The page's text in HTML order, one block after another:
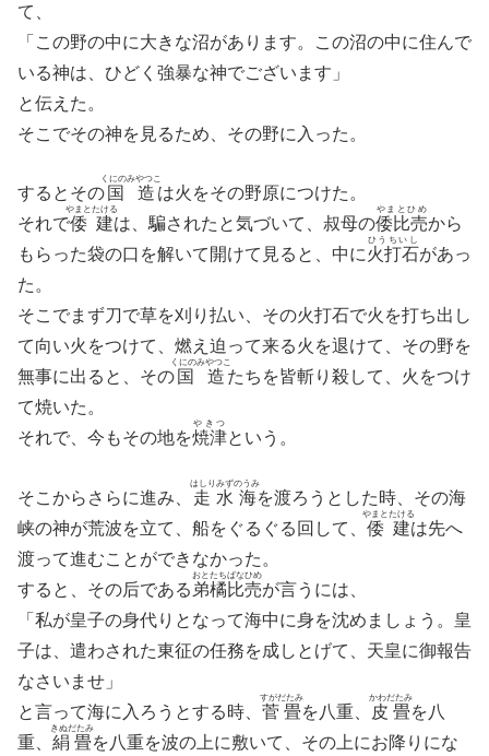
て、
「この野の中に大きな沼があります。この沼の中に住んで
いる神は、ひどく強暴な神でございます」
と伝えた。
そこでその神を見るため、その野に入った。
するとその 国造
くにのみやつこ
は火をその野原につけた。
それで倭建
やまとたける
は、騙されたと気づいて、叔母の倭比売
やまとひめ
から
もらった袋の口を解いて開けて見ると、中に火打石
ひうちいし
があっ
た。
そこでまず刀で草を刈り払い、その火打石で火を打ち出し
て向い火をつけて、燃え迫って来る火を退けて、その野を
無事に出ると、その 国造
くにのみやつこ
たちを皆斬り殺して、火をつけ
て焼いた。
それで、今もその地を焼津
やきつ
という。
そこからさらに進み、 走水海
はしりみずのうみ
を渡ろうとした時、その海
峡の神が荒波を立て、船をぐるぐる回して、 倭建
やまとたける
は先へ
渡って進むことができなかった。
すると、その后である 弟橘比売
おとたちばなひめ
が言うには、
「私が皇子の身代りとなって海中に身を沈めましょう。皇
子は、遣わされた東征の任務を成しとげて、天皇に御報告
なさいませ」
と言って海に入ろうとする時、 菅畳
すがだたみ
を八重、 皮畳
かわだたみ
を八
重、 絹畳
きぬだたみ
を八重を波の上に敷いて、その上にお降りにな